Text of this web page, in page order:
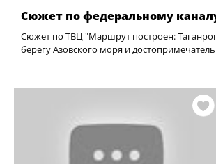
Сюжет по федеральному
Сюжет по ТВЦ "Маршрут построен:
берегу Азовского моря и